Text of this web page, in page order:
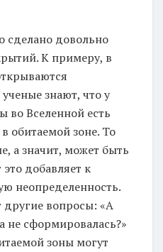
довольно
К примеру, в
знают, что у
во Вселенной есть
обитаемой зоне. То
а значит, может быть
добавляет к
неопределенность.
другие вопросы: «А
не сформировалась?»
зоны могут